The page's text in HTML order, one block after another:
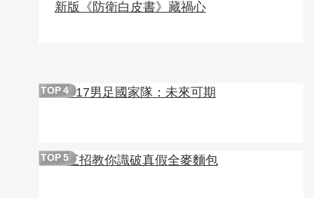
新版《防衛白皮書》藏禍心
TOP 4U17男足國家隊：未來可期
TOP 5三招教你識破真假全麥麵包